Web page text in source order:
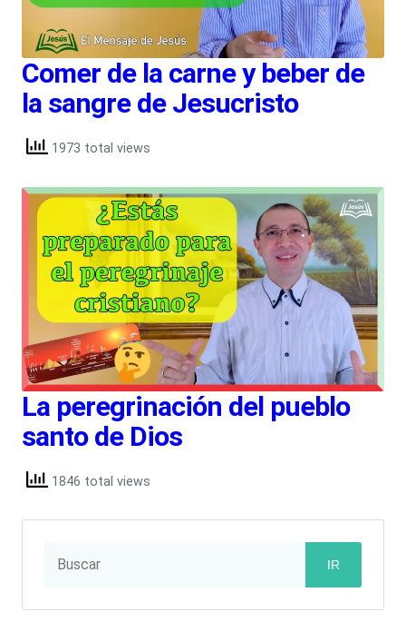
Comer de la carne y beber de
la sangre de Jesucristo
1973 total views
La peregrinación del pueblo
santo de Dios
1846 total views
IR